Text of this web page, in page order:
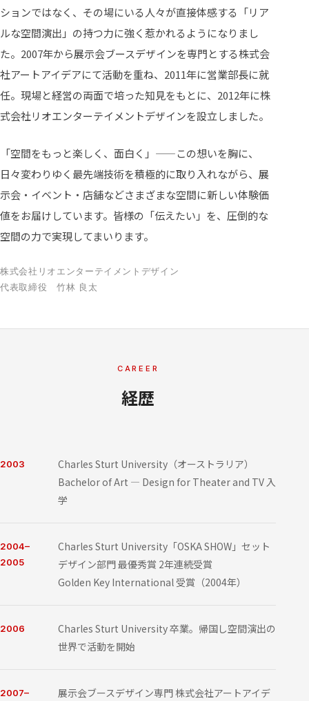
ABOUT
RECRUIT
ションではなく、その場にいる人々が直接体感する「リア
ルな空間演出」の持つ力に強く惹かれるようになりまし
た。2007年から展示会ブースデザインを専門とする株式会
社アートアイデアにて活動を重ね、2011年に営業部長に就
任。現場と経営の両面で培った知見をもとに、2012年に株
式会社リオエンターテイメントデザインを設立しました。
「空間をもっと楽しく、面白く」——この想いを胸に、
日々変わりゆく最先端技術を積極的に取り入れながら、展
示会・イベント・店舗などさまざまな空間に新しい体験価
値をお届けしています。皆様の「伝えたい」を、圧倒的な
空間の力で実現してまいります。
株式会社リオエンターテイメントデザイン
代表取締役 竹林 良太
CAREER
経歴
2003
Charles Sturt University（オーストラリア）
Bachelor of Art — Design for Theater and TV 入
学
2004–
2005
Charles Sturt University「OSKA SHOW」セット
デザイン部門 最優秀賞 2年連続受賞
Golden Key International 受賞（2004年）
2006
Charles Sturt University 卒業。帰国し空間演出の
世界で活動を開始
2007–
展示会ブースデザイン専門 株式会社アートアイデ